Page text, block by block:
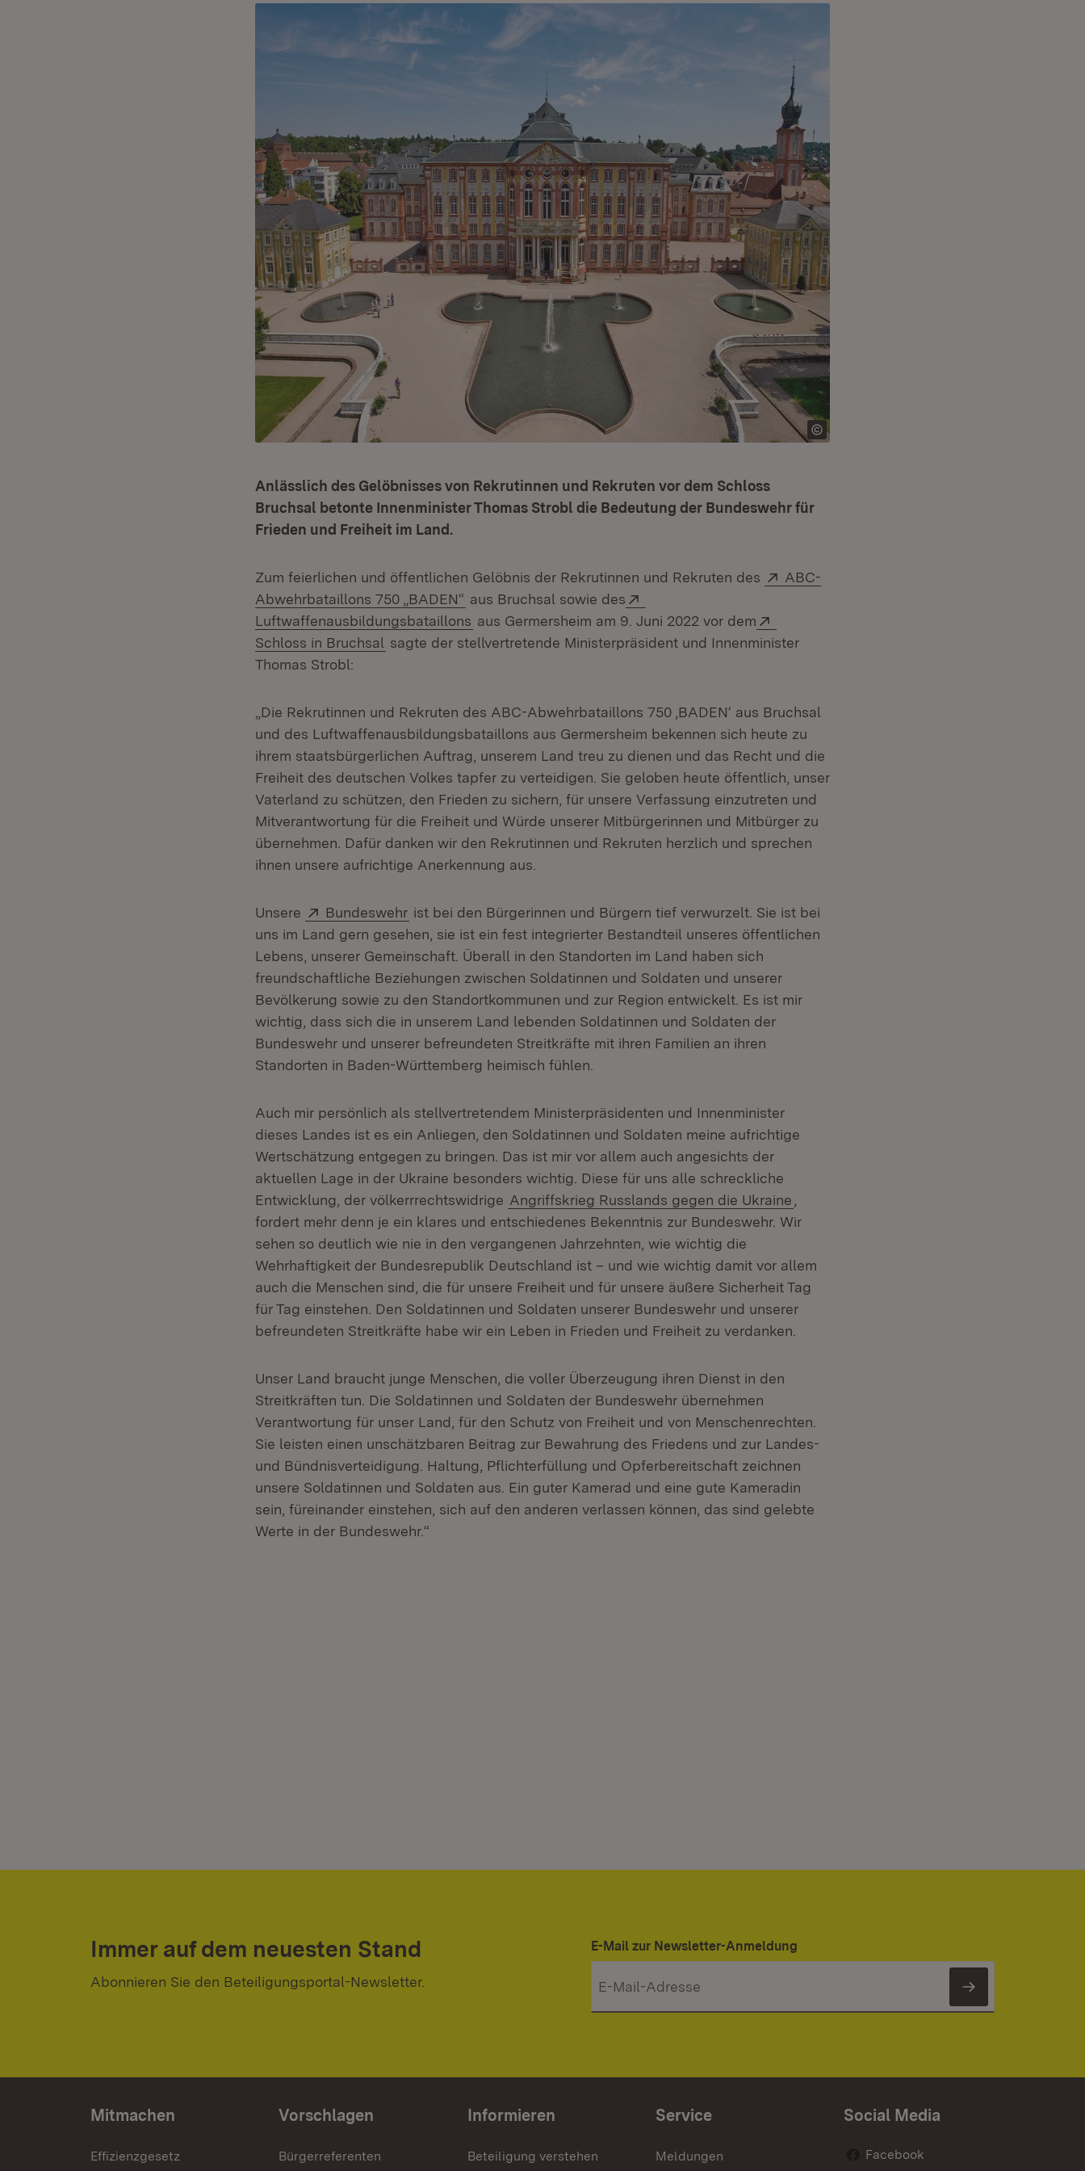
Anlässlich des Gelöbnisses von Rekrutinnen und Rekruten vor dem Schloss
Bruchsal betonte Innenminister Thomas Strobl die Bedeutung der Bundeswehr für
Frieden und Freiheit im Land.
Zum feierlichen und öffentlichen Gelöbnis der Rekrutinnen und Rekruten des Extern:
ABC-
Abwehrbataillons 750 „BADEN“ (Öffnet in neuem Fenster)
aus Bruchsal sowie des
Luftwaffenausbildungsbataillons (Öffnet in neuem Fenster)
aus Germersheim am 9. Juni 2022 vor dem
Schloss in Bruchsal (Öffnet in neuem Fenster)
sagte der stellvertretende Ministerpräsident und Innenminister
Thomas Strobl:
„Die Rekrutinnen und Rekruten des ABC-Abwehrbataillons 750 ‚BADEN‘ aus Bruchsal
und des Luftwaffenausbildungsbataillons aus Germersheim bekennen sich heute zu
ihrem staatsbürgerlichen Auftrag, unserem Land treu zu dienen und das Recht und die
Freiheit des deutschen Volkes tapfer zu verteidigen. Sie geloben heute öffentlich, unser
Vaterland zu schützen, den Frieden zu sichern, für unsere Verfassung einzutreten und
Mitverantwortung für die Freiheit und Würde unserer Mitbürgerinnen und Mitbürger zu
übernehmen. Dafür danken wir den Rekrutinnen und Rekruten herzlich und sprechen
ihnen unsere aufrichtige Anerkennung aus.
Unsere Extern:
Bundeswehr (Öffnet in neuem Fenster)
ist bei den Bürgerinnen und Bürgern tief verwurzelt. Sie ist bei
uns im Land gern gesehen, sie ist ein fest integrierter Bestandteil unseres öffentlichen
Lebens, unserer Gemeinschaft. Überall in den Standorten im Land haben sich
freundschaftliche Beziehungen zwischen Soldatinnen und Soldaten und unserer
Bevölkerung sowie zu den Standortkommunen und zur Region entwickelt. Es ist mir
wichtig, dass sich die in unserem Land lebenden Soldatinnen und Soldaten der
Bundeswehr und unserer befreundeten Streitkräfte mit ihren Familien an ihren
Standorten in Baden-Württemberg heimisch fühlen.
Auch mir persönlich als stellvertretendem Ministerpräsidenten und Innenminister
dieses Landes ist es ein Anliegen, den Soldatinnen und Soldaten meine aufrichtige
Wertschätzung entgegen zu bringen. Das ist mir vor allem auch angesichts der
aktuellen Lage in der Ukraine besonders wichtig. Diese für uns alle schreckliche
Entwicklung, der völkerrrechtswidrige Angriffskrieg Russlands gegen die Ukraine
fordert mehr denn je ein klares und entschiedenes Bekenntnis zur Bundeswehr. Wir
sehen so deutlich wie nie in den vergangenen Jahrzehnten, wie wichtig die
Wehrhaftigkeit der Bundesrepublik Deutschland ist – und wie wichtig damit vor allem
auch die Menschen sind, die für unsere Freiheit und für unsere äußere Sicherheit Tag
für Tag einstehen. Den Soldatinnen und Soldaten unserer Bundeswehr und unserer
befreundeten Streitkräfte habe wir ein Leben in Frieden und Freiheit zu verdanken.
Unser Land braucht junge Menschen, die voller Überzeugung ihren Dienst in den
Streitkräften tun. Die Soldatinnen und Soldaten der Bundeswehr übernehmen
Verantwortung für unser Land, für den Schutz von Freiheit und von Menschenrechten.
Sie leisten einen unschätzbaren Beitrag zur Bewahrung des Friedens und zur Landes-
und Bündnisverteidigung. Haltung, Pflichterfüllung und Opferbereitschaft zeichnen
unsere Soldatinnen und Soldaten aus. Ein guter Kamerad und eine gute Kameradin
sein, füreinander einstehen, sich auf den anderen verlassen können, das sind gelebte
Werte in der Bundeswehr.“
Immer auf dem neuesten Stand
Abonnieren Sie den Beteiligungsportal-Newsletter.
E-Mail zur Newsletter-Anmeldung
Newsletter
Mitmachen
Effizienzgesetz
Vorschlagen
Bürgerreferenten
Informieren
Beteiligung verstehen
Service
Meldungen
Social Media
Facebook